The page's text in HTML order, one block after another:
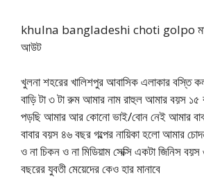
khulna bangladeshi choti golpo মাগী
আউট
খুলনা শহরের খালিশপুর আবাসিক এলাকার বস্তি
বাড়ি টা ৩ টা রুম আমার নাম রাহুল আমার বয়স
পড়ছি আমার আর কোনো ভাই/বোন নেই আমার
বাবার বয়স ৪৬ বছর গল্পের নায়িকা হলো আমার
ও না চিকন ও না মিডিয়াম সেক্সি একটা জিনিস
বছরের যুবতী মেয়েদের কেও হার মানাবে